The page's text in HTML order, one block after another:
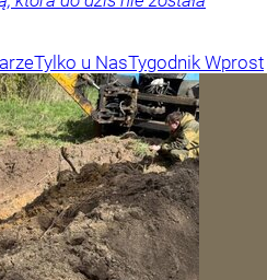
Tylko u NasTygodnik Wprost